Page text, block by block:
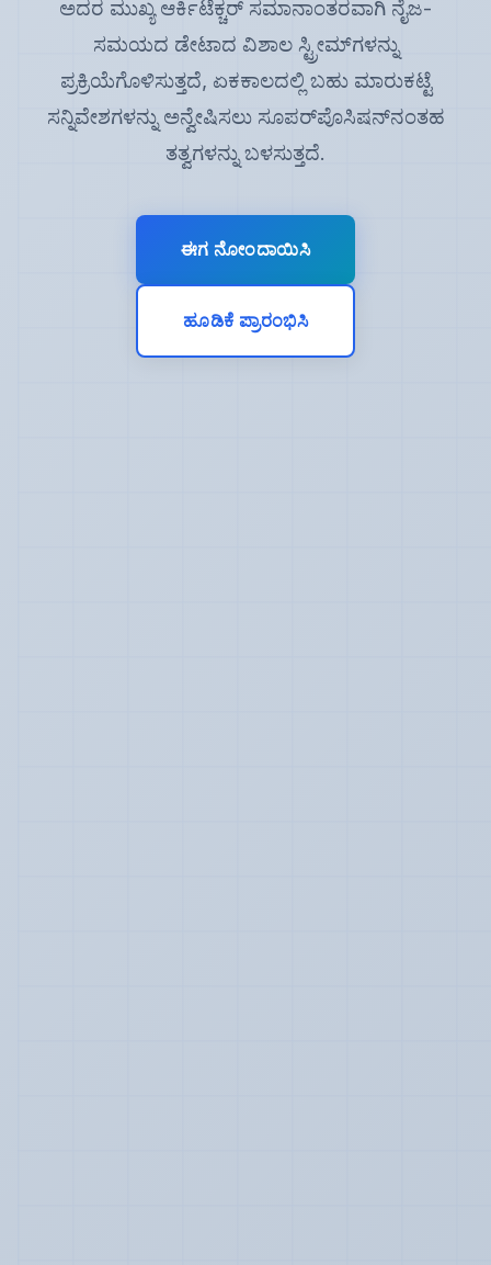
ಅದರ ಮುಖ್ಯ ಆರ್ಕಿಟೆಕ್ಚರ್ ಸಮಾನಾಂತರವಾಗಿ ನೈಜ-
ಸಮಯದ ಡೇಟಾದ ವಿಶಾಲ ಸ್ಟ್ರೀಮ್‌ಗಳನ್ನು
ಪ್ರಕ್ರಿಯೆಗೊಳಿಸುತ್ತದೆ, ಏಕಕಾಲದಲ್ಲಿ ಬಹು ಮಾರುಕಟ್ಟೆ
ಸನ್ನಿವೇಶಗಳನ್ನು ಅನ್ವೇಷಿಸಲು ಸೂಪರ್‌ಪೊಸಿಷನ್‌ನಂತಹ
ತತ್ವಗಳನ್ನು ಬಳಸುತ್ತದೆ.
ಈಗ ನೋಂದಾಯಿಸಿ
ಹೂಡಿಕೆ ಪ್ರಾರಂಭಿಸಿ